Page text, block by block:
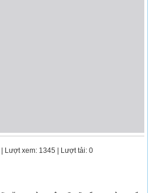
| Lượt xem: 1345 | Lượt tải: 0